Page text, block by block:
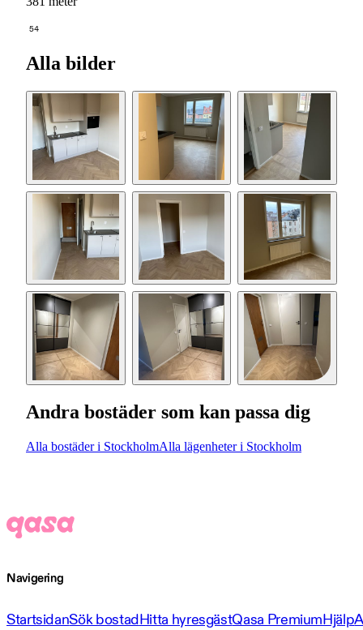
54
Alla bilder
Andra bostäder som kan passa dig
Alla bostäder i StockholmAlla lägenheter i Stockholm
Navigering
StartsidanSök bostadHitta hyresgästQasa PremiumHjälp